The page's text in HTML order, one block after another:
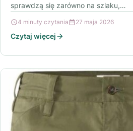
sprawdzą się zarówno na szlaku,…
4 minuty czytania 27 maja 2026
Czytaj więcej